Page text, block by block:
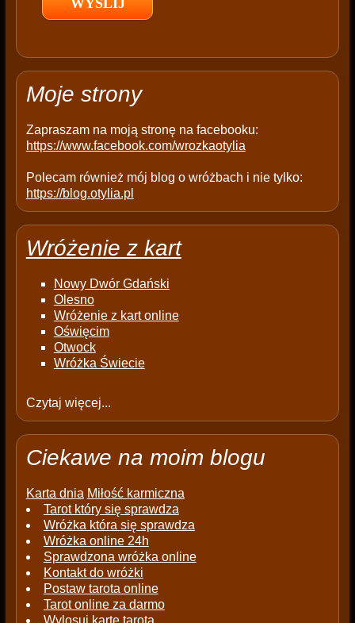
e
p
y
Moje strony
Zapraszam na moją stronę na facebooku:
https://www.facebook.com/wrozkaotylia
Polecam również mój blog o wróżbach i nie tylko:
https://blog.otylia.pl
Wróżenie z kart
Nowy Dwór Gdański
Olesno
Wróżenie z kart online
Oświęcim
Otwock
Wróżka Świecie
Czytaj więcej...
Ciekawe na moim blogu
Karta dnia Miłość karmiczna
Tarot który się sprawdza
Wróżka która się sprawdza
Wróżka online 24h
Sprawdzona wróżka online
Kontakt do wróżki
Postaw tarota online
Tarot online za darmo
Wylosuj kartę tarota